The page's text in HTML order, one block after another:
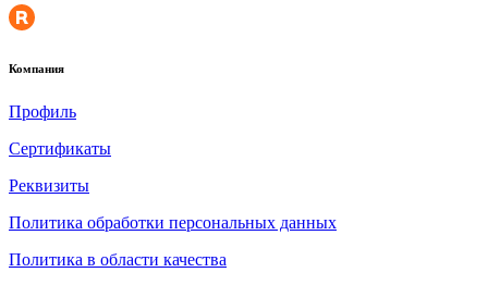
Компания
Профиль
Сертификаты
Реквизиты
Политика обработки персональных данных
Политика в области качества